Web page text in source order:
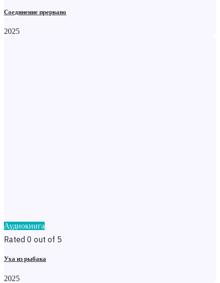
Соединение прервано
2025
Аудиокнига
Rated 0 out of 5
Уха из рыбака
2025